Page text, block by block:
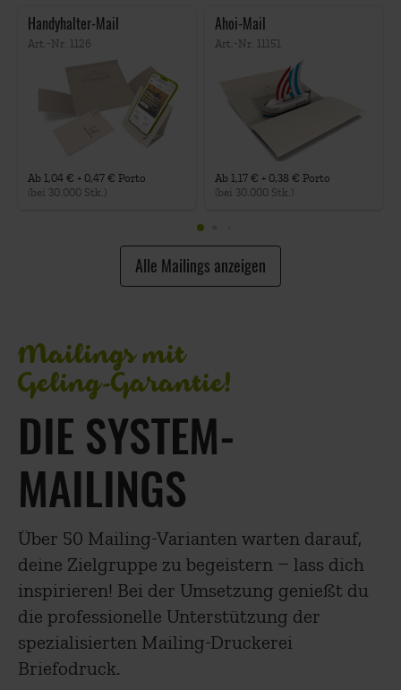
Handyhalter-Mail
Art.-Nr. 1126
Ab 1,04€ + 0,47€ Porto
(bei 30.000Stk.)
Ahoi-Mail
Art.-Nr. 11151
Ab 1,17€ + 0,38 € Porto
(bei 30.000Stk.)
Alle Mailings anzeigen
Mailings mit
Geling‑Garantie!
DIE SYSTEM­
MAILINGS
Über 50 Mailing-Varianten warten darauf,
deine Zielgruppe zu begeistern – lass dich
inspirieren! Bei der Umsetzung genießt du
die professionelle Unterstützung der
spezialisierten Mailing-Druckerei
Briefodruck.